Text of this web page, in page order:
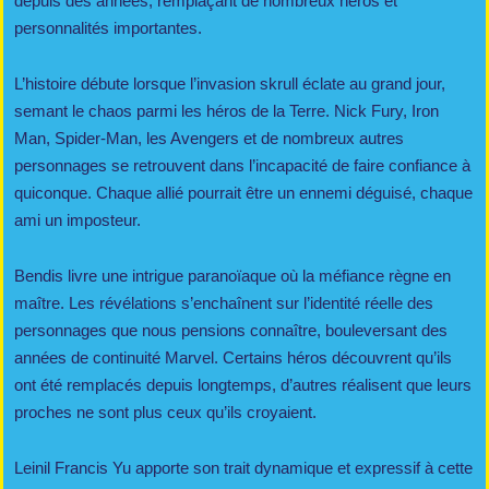
personnalités importantes.
L’histoire débute lorsque l’invasion skrull éclate au grand jour,
semant le chaos parmi les héros de la Terre. Nick Fury, Iron
Man, Spider-Man, les Avengers et de nombreux autres
personnages se retrouvent dans l’incapacité de faire confiance à
quiconque. Chaque allié pourrait être un ennemi déguisé, chaque
ami un imposteur.
Bendis livre une intrigue paranoïaque où la méfiance règne en
maître. Les révélations s’enchaînent sur l’identité réelle des
personnages que nous pensions connaître, bouleversant des
années de continuité Marvel. Certains héros découvrent qu’ils
ont été remplacés depuis longtemps, d’autres réalisent que leurs
proches ne sont plus ceux qu’ils croyaient.
Leinil Francis Yu apporte son trait dynamique et expressif à cette